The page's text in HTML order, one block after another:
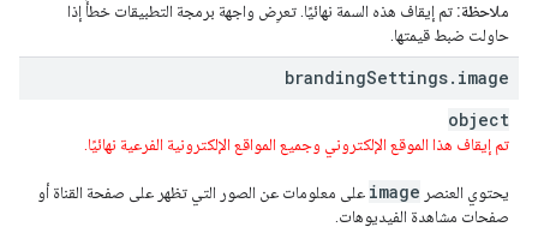
ملاحظة: تم إيقاف هذه السمة نهائيًا. تعرِض واجهة برمجة التطبيقات خطأً إذا
حاولت ضبط قيمتها.
brandingSettings. image
object
تم إيقاف هذا الموقع الإلكتروني وجميع المواقع الإلكترونية الفرعية نهائيًا.
يحتوي العنصر image على معلومات عن الصور التي تظهر على صفحة القناة أو
صفحات مشاهدة الفيديوهات.